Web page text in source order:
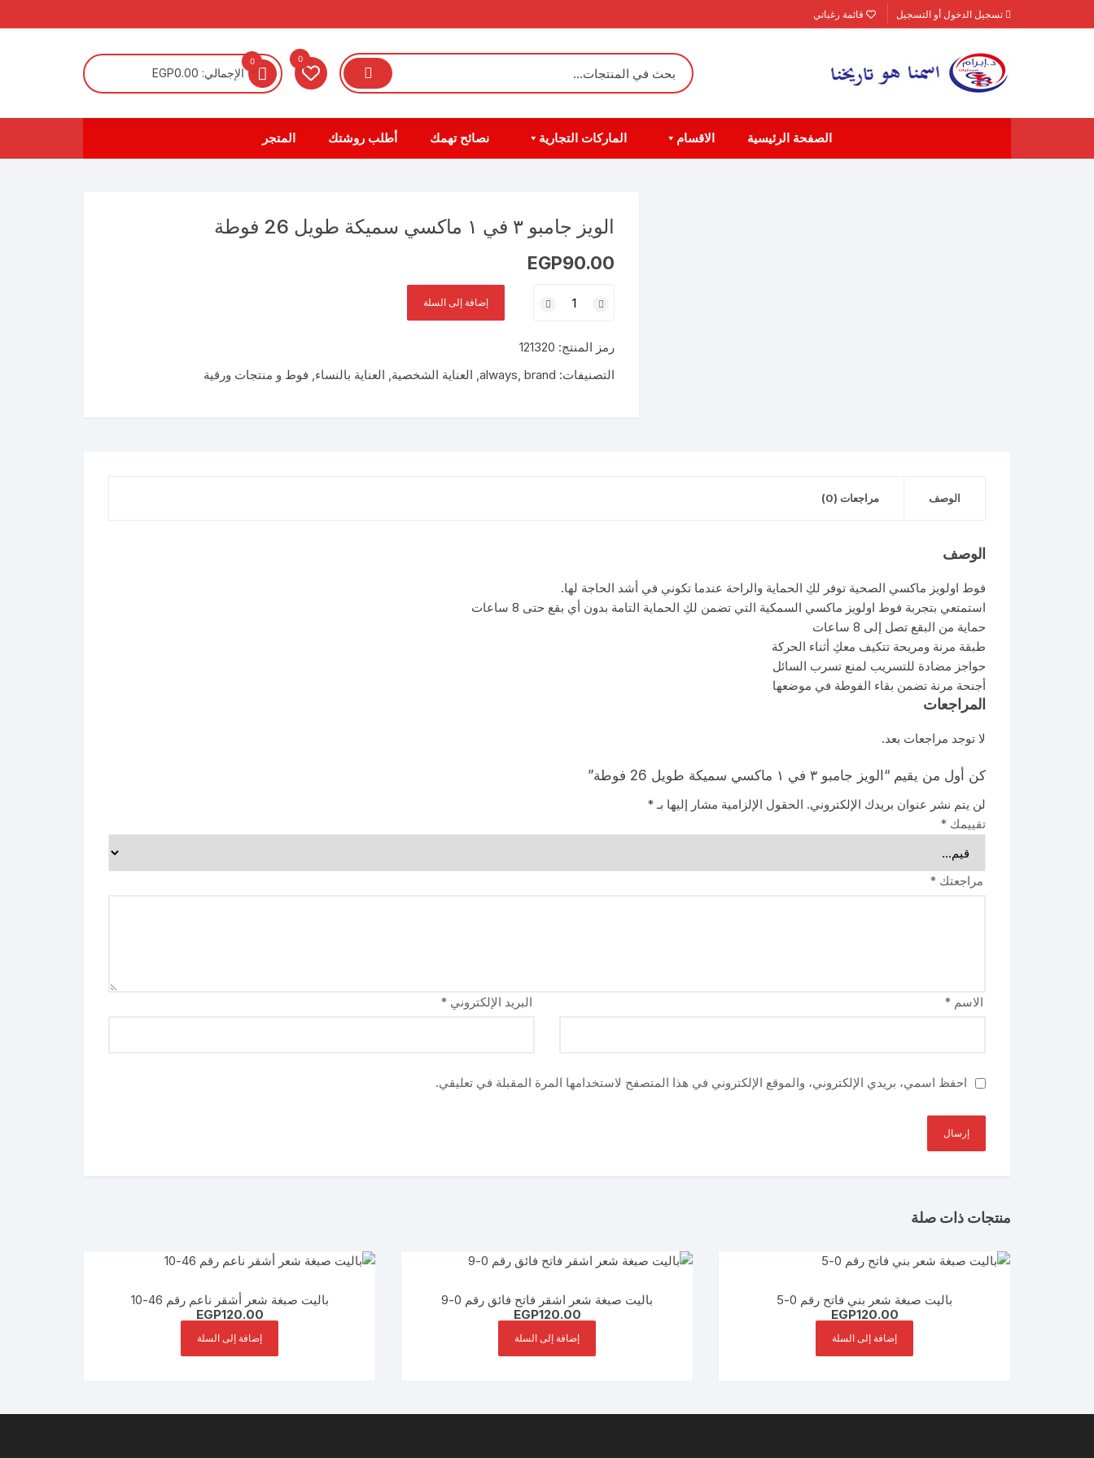
إلى
تسجيل الدخول أو التسجيل قائمة رغباتي
0
0
الإجمالي: EGP0.00
الصفحة الرئيسية الاقسام الماركات التجارية نصائح تهمك أطلب روشتك المتجر
الويز جامبو ٣ في ١ ماكسي سميكة طويل 26 فوطة
EGP90.00
الويز
٣
في
إضافة إلى السلة
رمز المنتج: 121320
التصنيفات:
always, brand
, العناية الشخصية, العناية بالنساء, فوط و منتجات ورقية
الوصف مراجعات (0)
الوصف
فوط اولويز ماكسي الصحية توفر لكِ الحماية والراحة عندما تكوني في أشد الحاجة لها.
استمتعي بتجربة فوط اولويز ماكسي السمكية التي تضمن لكِ الحماية التامة بدون أي بقع حتى 8 ساعات
حماية من البقع تصل إلى 8 ساعات
طبقة مرنة ومريحة تتكيف معكِ أثناء الحركة
حواجز مضادة للتسريب لمنع تسرب السائل
أجنحة مرنة تضمن بقاء الفوطة في موضعها
المراجعات
لا توجد مراجعات بعد.
كن أول من يقيم “الويز جامبو ٣ في ١ ماكسي سميكة طويل 26 فوطة”
لن يتم نشر عنوان بريدك الإلكتروني. الحقول الإلزامية مشار إليها بـ*
تقييمك *
مراجعتك *
الاسم * البريد الإلكتروني *
احفظ اسمي، بريدي الإلكتروني، والموقع الإلكتروني في هذا المتصفح لاستخدامها المرة المقبلة في تعليقي.
منتجات ذات صلة
باليت صبغة شعر بني فاتح رقم 0-5
EGP120.00
إضافة إلى السلة
باليت صبغة شعر اشقر فاتح فائق رقم 0-9
EGP120.00
إضافة إلى السلة
باليت صبغة شعر أشقر ناعم رقم 46-10
EGP120.00
إضافة إلى السلة